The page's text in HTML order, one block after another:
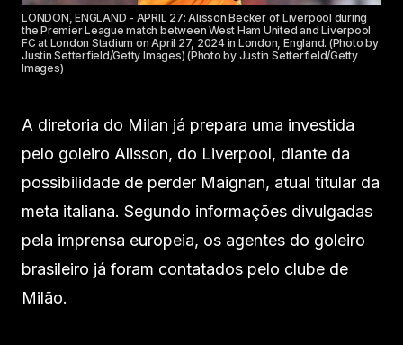
LONDON, ENGLAND - APRIL 27: Alisson Becker of Liverpool during
the Premier League match between West Ham United and Liverpool
FC at London Stadium on April 27, 2024 in London, England. (Photo by
Justin Setterfield/Getty Images) (Photo by Justin Setterfield/Getty
Images)
A diretoria do Milan já prepara uma investida
pelo goleiro Alisson, do Liverpool, diante da
possibilidade de perder Maignan, atual titular da
meta italiana. Segundo informações divulgadas
pela imprensa europeia, os agentes do goleiro
brasileiro já foram contatados pelo clube de
Milão.